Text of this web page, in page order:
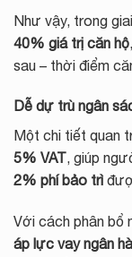
Như vậy, trong
40% giá trị căn hộ
sau – thời điểm
Dễ dự trù ngân
Một chi tiết quan
5% VAT, giúp
2% phí bảo trì
Với cách phân bổ
áp lực vay ngân